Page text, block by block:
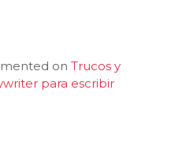
on Trucos y
para escribir